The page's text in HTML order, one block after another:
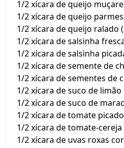
1/2 xícara de queijo
1/2 xícara de queijo
1/2 xícara de queijo ralado
1/2 xícara de salsinha
1/2 xícara de salsinha
1/2 xícara de semente de
1/2 xícara de sementes de
1/2 xícara de suco de
1/2 xícara de suco de
1/2 xícara de tomate picado
1/2 xícara de tomate-
1/2 xícara de uvas roxas